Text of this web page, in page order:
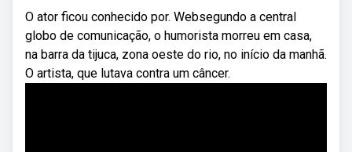
O ator ficou conhecido por. Websegundo a central
globo de comunicação, o humorista morreu em casa,
na barra da tijuca, zona oeste do rio, no início da manhã.
O artista, que lutava contra um câncer.